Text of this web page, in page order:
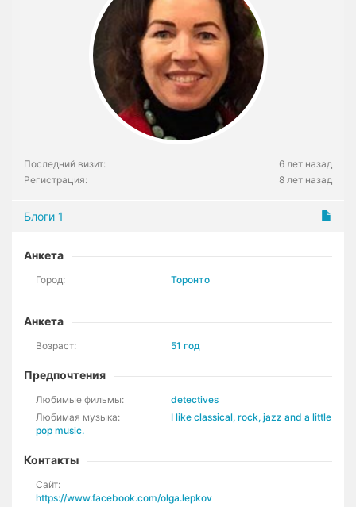
Последний визит:
6 лет назад
Регистрация:
8 лет назад
Блоги 1
Анкета
Город: Торонто
Анкета
Возраст: 51 год
Предпочтения
Любимые фильмы:
detectives
Любимая музыка:
I like classical, rock, jazz and a little
pop music.
Контакты
Сайт:
https://www.facebook.com/olga.lepkov